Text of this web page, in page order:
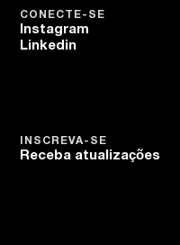
CONECTE-SE
Instagram
Linkedin
INSCREVA-SE
Receba atualizações